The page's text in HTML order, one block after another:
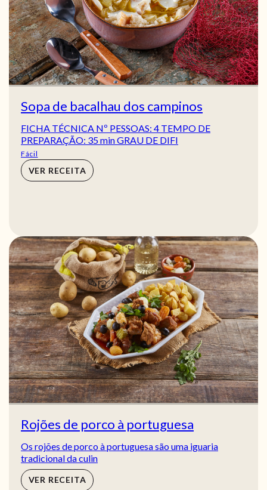
Sopa de bacalhau dos campinos
FICHA TÉCNICA Nº PESSOAS: 4 TEMPO DE
PREPARAÇÃO: 35 min GRAU DE DIFI
Fácil
VER RECEITA
Rojões de porco à portuguesa
Os rojões de porco à portuguesa são uma iguaria
tradicional da culin
VER RECEITA